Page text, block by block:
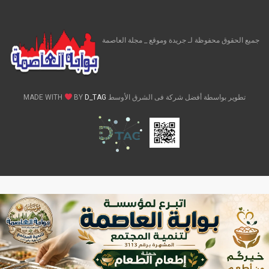
جميع الحقوق محفوظة لـ جريدة وموقع _ مجلة العاصمة
تطوير بواسطة أفضل شركة فى الشرق الأوسط MADE WITH BY D_TAG